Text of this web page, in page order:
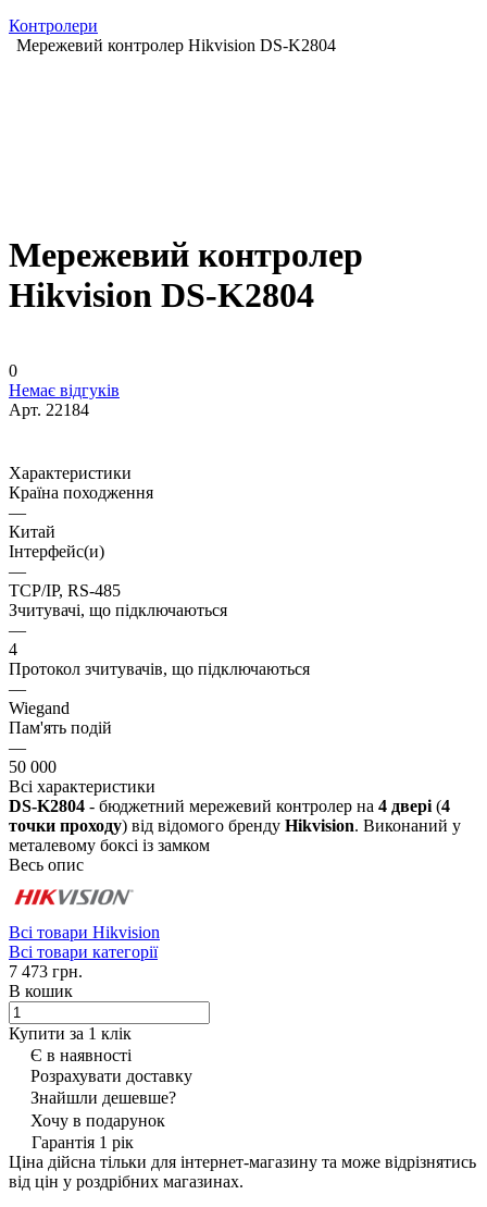
Контролери
Мережевий контролер Hikvision DS-K2804
Мережевий контролер
Hikvision DS-K2804
0
Немає відгуків
Арт. 22184
Характеристики
Країна походження
—
Китай
Інтерфейс(и)
—
TCP/IP, RS-485
Зчитувачі, що підключаються
—
4
Протокол зчитувачів, що підключаються
—
Wiegand
Пам'ять подій
—
50 000
Всі характеристики
DS-K2804 - бюджетний мережевий контролер на 4 двері (4
точки проходу) від відомого бренду Hikvision. Виконаний у
металевому боксі із замком
Весь опис
Всі товари Hikvision
Всі товари категорії
7 473 грн.
В кошик
Купити за 1 клiк
Є в наявності
Розрахувати доставку
Знайшли дешевше?
Хочу в подарунок
Гарантія 1 рік
Ціна дійсна тільки для інтернет-магазину та може відрізнятись
від цін у роздрібних магазинах.